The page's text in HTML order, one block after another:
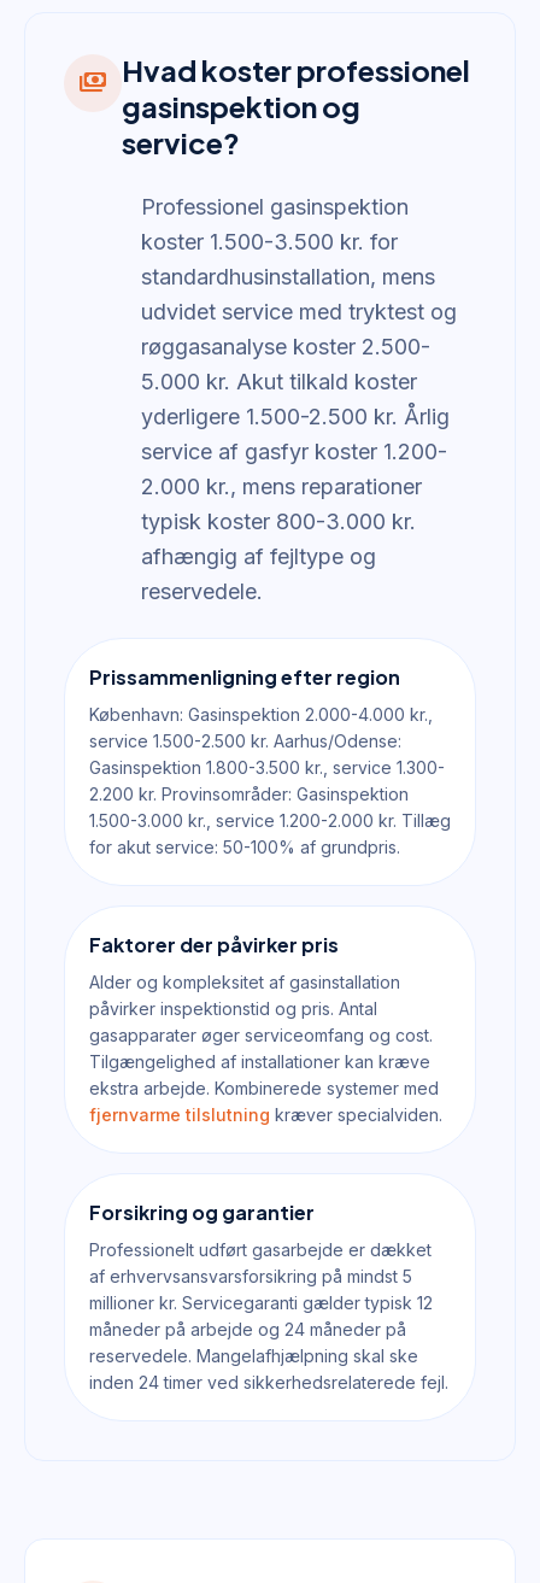
payments Hvad koster professionel
gasinspektion og
service?
Professionel gasinspektion
koster 1.500-3.500 kr. for
standardhusinstallation, mens
udvidet service med tryktest og
røggasanalyse koster 2.500-
5.000 kr. Akut tilkald koster
yderligere 1.500-2.500 kr. Årlig
service af gasfyr koster 1.200-
2.000 kr., mens reparationer
typisk koster 800-3.000 kr.
afhængig af fejltype og
reservedele.
Prissammenligning efter region
København: Gasinspektion 2.000-4.000 kr.,
service 1.500-2.500 kr. Aarhus/Odense:
Gasinspektion 1.800-3.500 kr., service 1.300-
2.200 kr. Provinsområder: Gasinspektion
1.500-3.000 kr., service 1.200-2.000 kr. Tillæg
for akut service: 50-100% af grundpris.
Faktorer der påvirker pris
Alder og kompleksitet af gasinstallation
påvirker inspektionstid og pris. Antal
gasapparater øger serviceomfang og cost.
Tilgængelighed af installationer kan kræve
ekstra arbejde. Kombinerede systemer med
fjernvarme tilslutning kræver specialviden.
Forsikring og garantier
Professionelt udført gasarbejde er dækket
af erhvervsansvarsforsikring på mindst 5
millioner kr. Servicegaranti gælder typisk 12
måneder på arbejde og 24 måneder på
reservedele. Mangelafhjælpning skal ske
inden 24 timer ved sikkerhedsrelaterede fejl.